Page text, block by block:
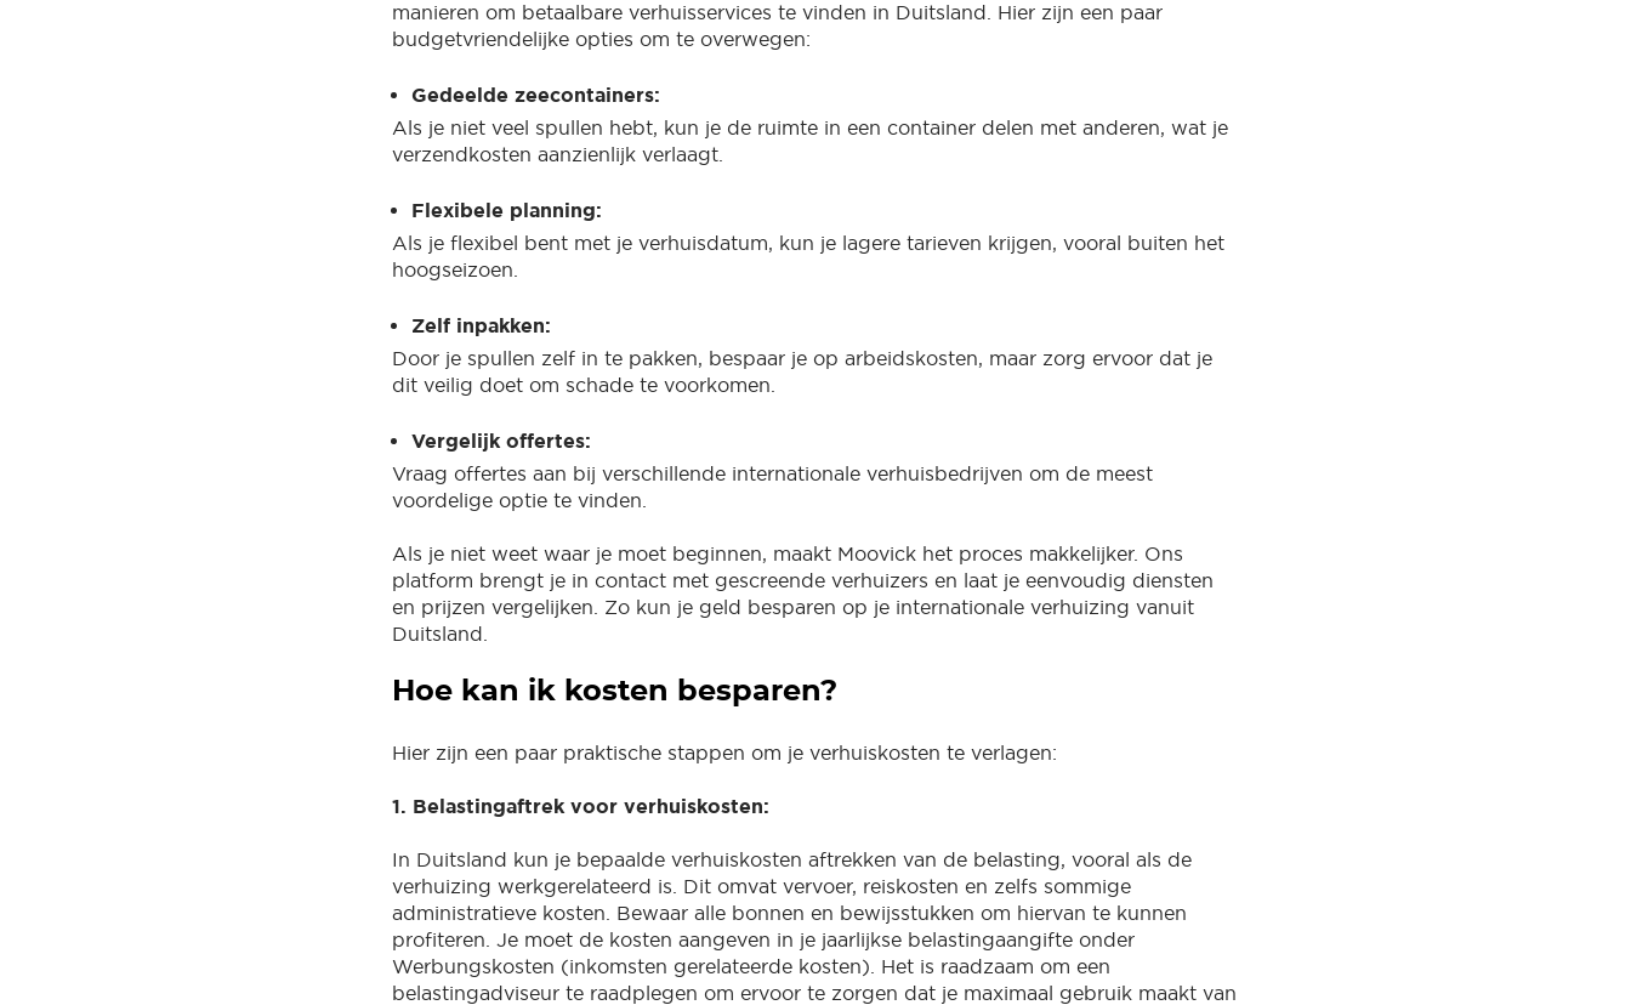
manieren om betaalbare verhuisservices te vinden in Duitsland. Hier zijn een paar
budgetvriendelijke opties om te overwegen:
Gedeelde zeecontainers:
Als je niet veel spullen hebt, kun je de ruimte in een container delen met anderen, wat je
verzendkosten aanzienlijk verlaagt.
Flexibele planning:
Als je flexibel bent met je verhuisdatum, kun je lagere tarieven krijgen, vooral buiten het
hoogseizoen.
Zelf inpakken:
Door je spullen zelf in te pakken, bespaar je op arbeidskosten, maar zorg ervoor dat je
dit veilig doet om schade te voorkomen.
Vergelijk offertes:
Vraag offertes aan bij verschillende internationale verhuisbedrijven om de meest
voordelige optie te vinden.
Als je niet weet waar je moet beginnen, maakt Moovick het proces makkelijker. Ons
platform brengt je in contact met gescreende verhuizers en laat je eenvoudig diensten
en prijzen vergelijken. Zo kun je geld besparen op je internationale verhuizing vanuit
Duitsland.
Hoe kan ik kosten besparen?
Hier zijn een paar praktische stappen om je verhuiskosten te verlagen:
1. Belastingaftrek voor verhuiskosten:
In Duitsland kun je bepaalde verhuiskosten aftrekken van de belasting, vooral als de
verhuizing werkgerelateerd is. Dit omvat vervoer, reiskosten en zelfs sommige
administratieve kosten. Bewaar alle bonnen en bewijsstukken om hiervan te kunnen
profiteren. Je moet de kosten aangeven in je jaarlijkse belastingaangifte onder
Werbungskosten (inkomsten gerelateerde kosten). Het is raadzaam om een
belastingadviseur te raadplegen om ervoor te zorgen dat je maximaal gebruik maakt van